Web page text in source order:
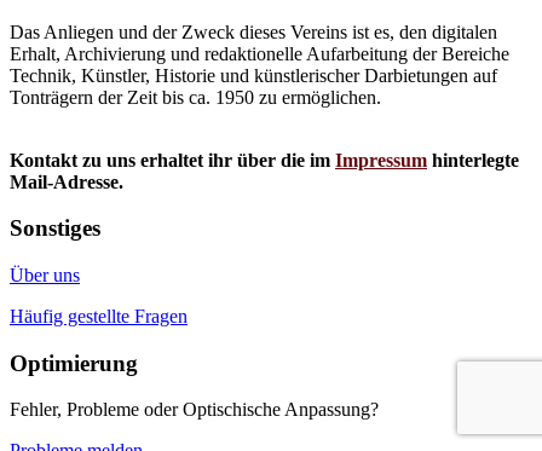
Das Anliegen und der Zweck dieses Vereins ist es, den digitalen
Erhalt, Archivierung und redaktionelle Aufarbeitung der Bereiche
Technik, Künstler, Historie und künstlerischer Darbietungen auf
Tonträgern der Zeit bis ca. 1950 zu ermöglichen.
Kontakt zu uns erhaltet ihr über die im Impressum hinterlegte
Mail-Adresse.
Sonstiges
Über uns
Häufig gestellte Fragen
Optimierung
Fehler, Probleme oder Optischische Anpassung?